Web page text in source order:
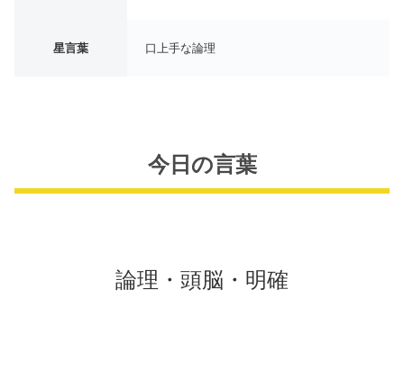
星言葉 口上手な論理
今日の言葉
論理・頭脳・明確